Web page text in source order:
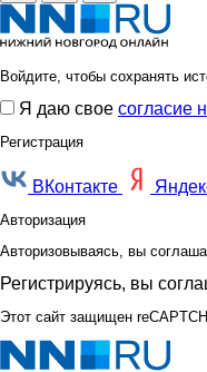
Войдите, чтобы сохранять
Я даю свое согласие
Регистрация
ВКонтакте
Авторизация
Авторизовываясь, вы
Регистрируясь, вы
Этот сайт защищен